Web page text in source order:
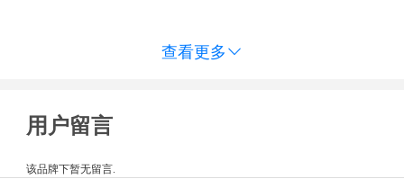
查看更多 
用户留言
该品牌下暂无留言.